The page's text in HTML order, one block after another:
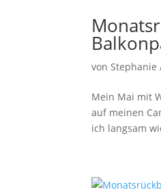
vonStephanie
Mein Mai mit
auf meinen
ich langsam